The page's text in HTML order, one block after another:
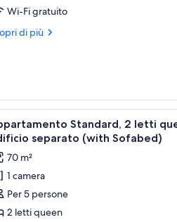
Wi-Fi gratuito
di più
separato (with Sofabed) | Cucina
Una
15
Standard, 2 letti
separato (with Sofabed)
70 m²
1 camera
Per 5 persone
2 letti queen